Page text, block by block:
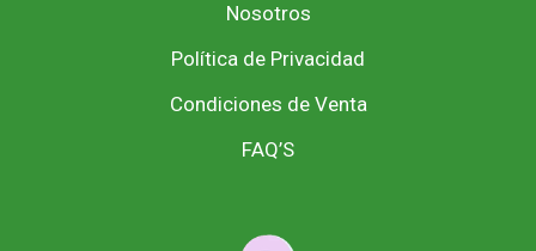
Nosotros
Política de Privacidad
Condiciones de Venta
FAQ’S